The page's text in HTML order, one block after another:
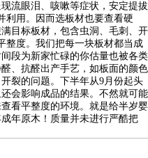
流眼泪、咳嗽等症状，安定提拔
利用。因而选板材也要查看硬
目标板材，包含虫洞、毛刺、开
整度。我们把每一块板材都当成
段为新家忙碌的你估量也被各类
、抗醛出产手艺，如板面的颜色
裂的问题。下半年从9月份起头
会影响成品的结果。不然就可能
看平整度的环境。就是给半岁婴
年原木！质量并未进行严酷把